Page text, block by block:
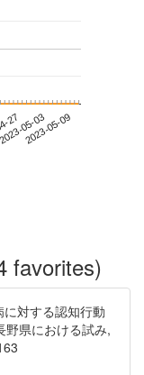
2705-03
2023-05-09
favorites)
に対する認知行動
野県における試み,